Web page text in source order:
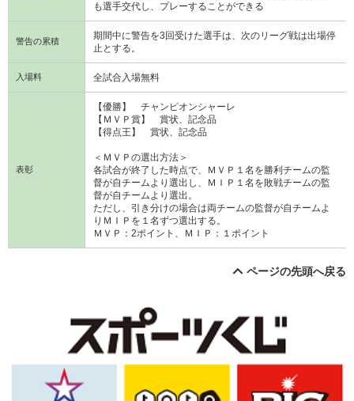
も選手交代し、プレーすることができる
警告の累積
期間中に警告を3回受けた選手は、次のリーグ戦は出場停
止とする。
入場料 全試合入場無料
表彰
【優勝】 チャンピオンシャーレ
【ＭＶＰ賞】 賞状、記念品
【得点王】 賞状、記念品
＜ＭＶＰの選出方法＞
各試合が終了した時点で、ＭＶＰ１名を勝利チームの監
督が自チームより選出し、ＭＩＰ１名を敗戦チームの監
督が自チームより選出。
ただし、引き分けの場合は両チームの監督が自チームよ
りＭＩＰを１名ずつ選出する。
ＭＶＰ：2ポイント、ＭＩＰ：１ポイント
ページの先頭へ戻る